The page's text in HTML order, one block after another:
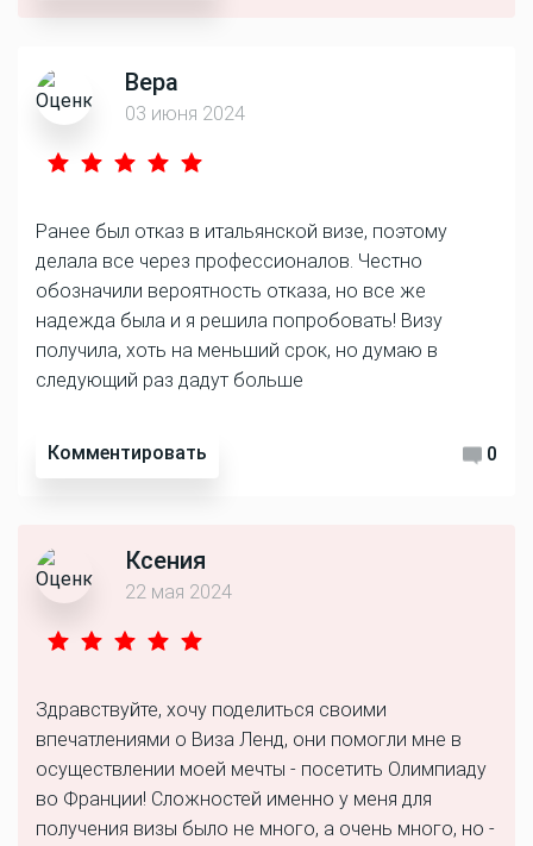
Вера
03 июня 2024
Ранее был отказ в итальянской визе, поэтому
делала все через профессионалов. Честно
обозначили вероятность отказа, но все же
надежда была и я решила попробовать! Визу
получила, хоть на меньший срок, но думаю в
следующий раз дадут больше
Комментировать 0
Ксения
22 мая 2024
Здравствуйте, хочу поделиться своими
впечатлениями о Виза Ленд, они помогли мне в
осуществлении моей мечты - посетить Олимпиаду
во Франции! Сложностей именно у меня для
получения визы было не много, а очень много, но -